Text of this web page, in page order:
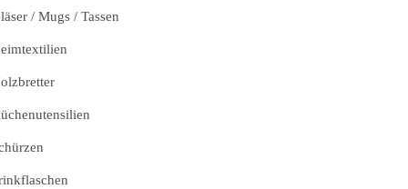
/ Mugs / Tassen